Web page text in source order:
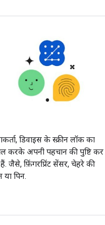
डिवाइस के स्क्रीन लॉक का
करके अपनी पहचान की पुष्टि कर
जैसे, फ़िंगरप्रिंट सेंसर, चेहरे की
या पिन.